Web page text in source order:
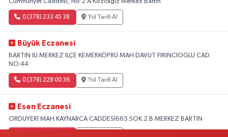
0 (378) 233 45 38 Yol Tarifi Al
Büyük Eczanesi
BARTIN ILI MERKEZ ILÇE KEMERKÖPRÜ MAH.DAVUT FIRINCIOGLU CAD.
NO:44
0 (378) 228 00 36 Yol Tarifi Al
Esen Eczanesi
ORDUYERİ MAH.KAYNARCA CADDESİ665.SOK.2 B MERKEZ BARTIN